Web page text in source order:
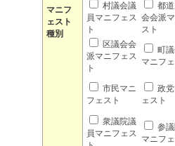
マニフ
ェスト
種別
村議会議
員マニフェス
ト
都
会会派
スト
区議会会
派マニフェス
ト
町
マニフ
市民マニ
フェスト
政
ェスト
衆議院議
員マニフェス
参
マニフ